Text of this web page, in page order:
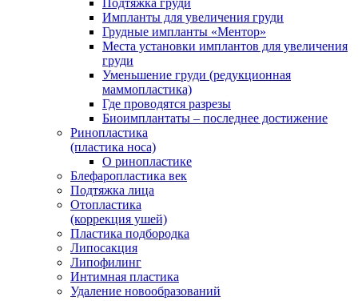
Подтяжка груди
Импланты для увеличения груди
Грудные импланты «Ментор»
Места установки имплантов для увеличения
груди
Уменьшение груди (редукционная
маммопластика)
Где проводятся разрезы
Биоимплантаты – последнее достижение
Ринопластика
(пластика носа)
О ринопластике
Блефаропластика век
Подтяжка лица
Отопластика
(коррекция ушей)
Пластика подбородка
Липосакция
Липофилинг
Интимная пластика
Удаление новообразований